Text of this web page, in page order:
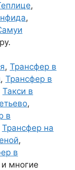
,
,
, Трансфер в
, Трансфер в
Такси в
,
в
Трансфер на
,
в
и многие